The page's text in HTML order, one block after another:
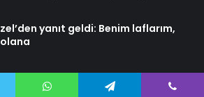
yanıt geldi: Benim laflarım,